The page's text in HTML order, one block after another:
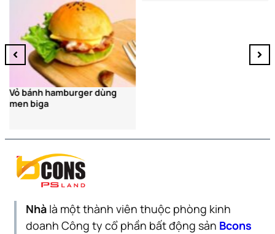
Vỏ bánh hamburger dùng
men biga
Nhà là một thành viên thuộc phòng kinh
doanh Công ty cổ phần bất động sản Bcons